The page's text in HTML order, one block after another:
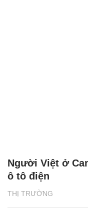
THỊ TRƯỜNG
Người Việt ở
ô tô điện